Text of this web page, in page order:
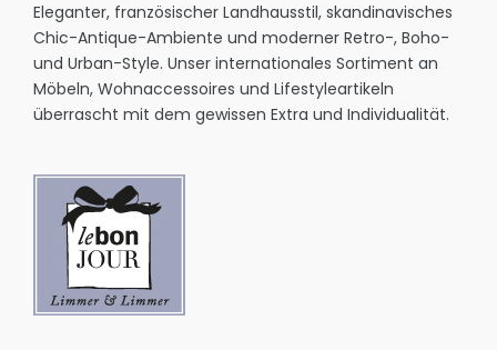
Eleganter, französischer Landhausstil, skandinavisches
Chic-Antique-Ambiente und moderner Retro-, Boho-
und Urban-Style. Unser internationales Sortiment an
Möbeln, Wohnaccessoires und Lifestyleartikeln
überrascht mit dem gewissen Extra und Individualität.